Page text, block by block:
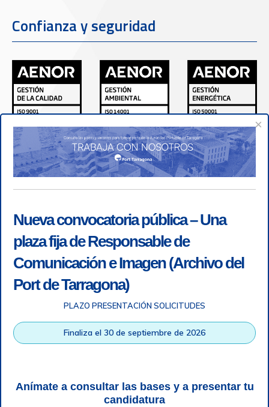
Confianza y seguridad
grabación telefónica
| SGSI |
Login
Autoridad Portuaria de Tarragona © Todos los derechos
×
Nueva convocatoria pública – Una
plaza fija de Responsable de
Comunicación e Imagen (Archivo del
Port de Tarragona)
PLAZO PRESENTACIÓN SOLICITUDES
Finaliza el 30 de septiembre de 2026
Anímate a consultar las bases y a presentar tu
candidatura